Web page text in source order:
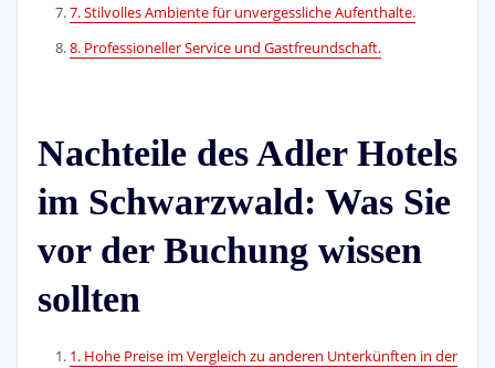
7. Stilvolles Ambiente für unvergessliche Aufenthalte.
8. Professioneller Service und Gastfreundschaft.
Nachteile des Adler Hotels
im Schwarzwald: Was Sie
vor der Buchung wissen
sollten
1. Hohe Preise im Vergleich zu anderen Unterkünften in der